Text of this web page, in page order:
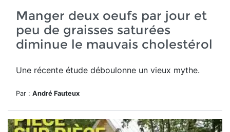
Manger deux oeufs par jour et
peu de graisses saturées
diminue le mauvais cholestérol
Une récente étude déboulonne un vieux mythe.
Par : André Fauteux